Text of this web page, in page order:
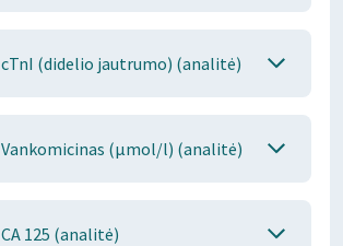
cTnI (didelio jautrumo) (analitė)
Vankomicinas (μmol/l) (analitė)
CA 125 (analitė)